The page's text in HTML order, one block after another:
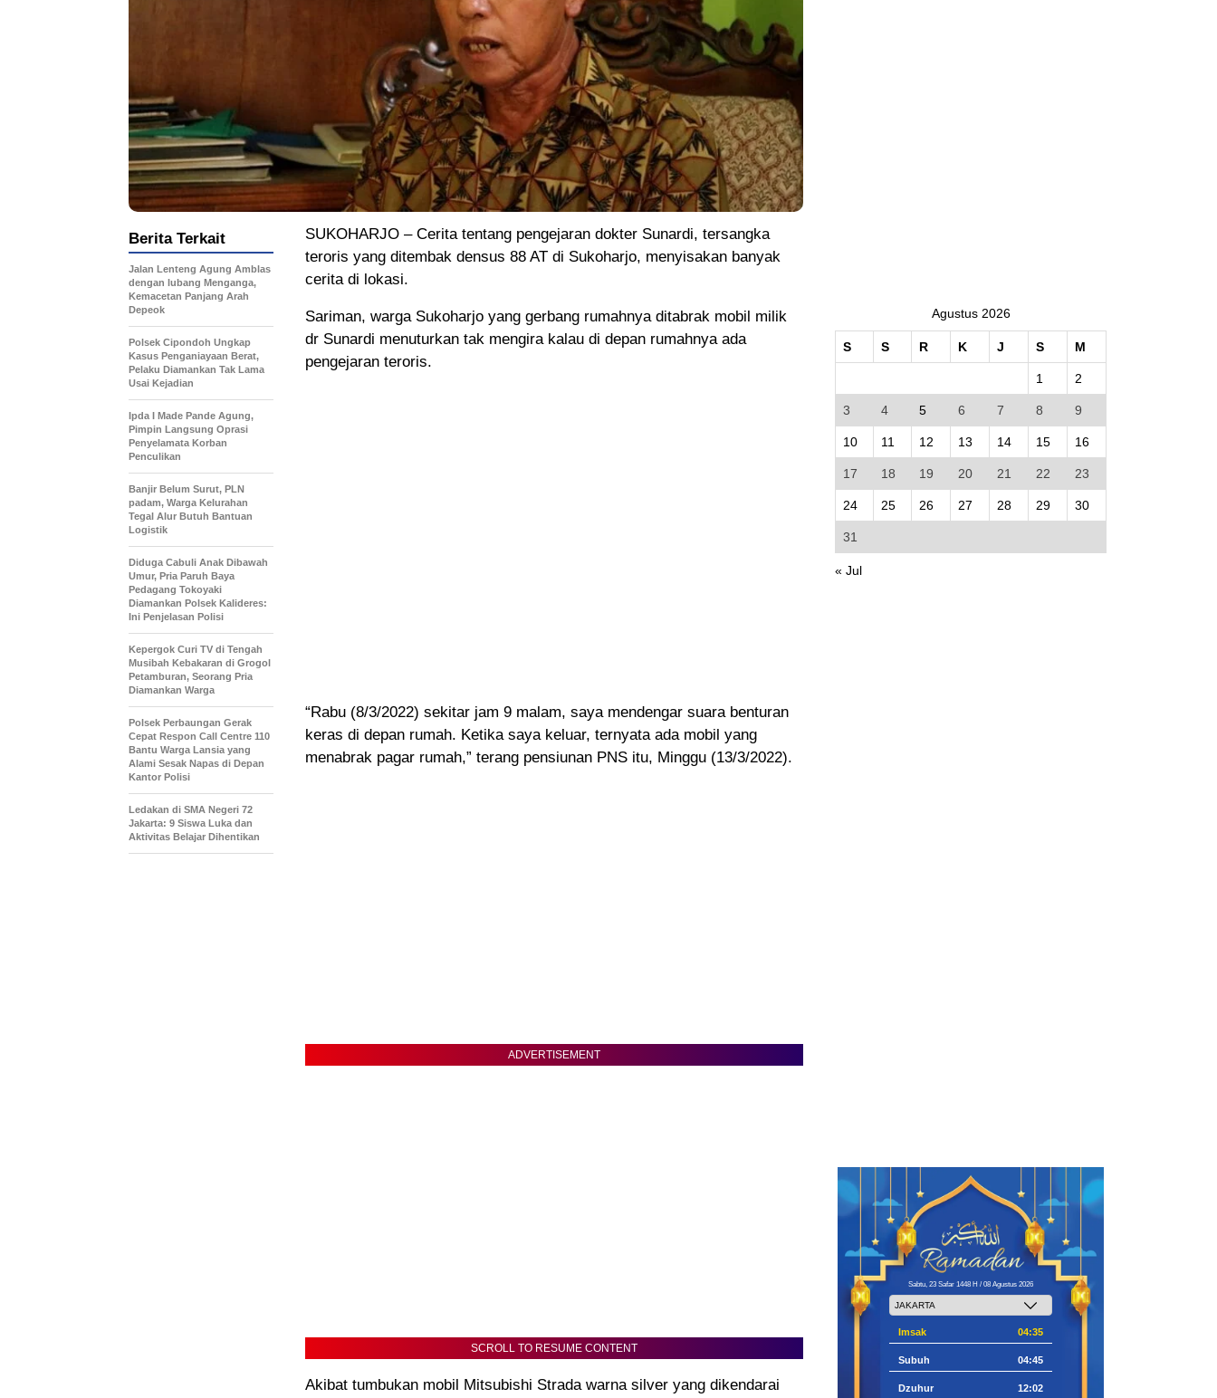
SUKOHARJO – Cerita tentang pengejaran dokter Sunardi, tersangka
teroris yang ditembak densus 88 AT di Sukoharjo, menyisakan banyak
cerita di lokasi.
Sariman, warga Sukoharjo yang gerbang rumahnya ditabrak mobil milik
dr Sunardi menuturkan tak mengira kalau di depan rumahnya ada
pengejaran teroris.
“Rabu (8/3/2022) sekitar jam 9 malam, saya mendengar suara benturan
keras di depan rumah. Ketika saya keluar, ternyata ada mobil yang
menabrak pagar rumah,” terang pensiunan PNS itu, Minggu (13/3/2022).
ADVERTISEMENT
SCROLL TO RESUME CONTENT
Akibat tumbukan mobil Mitsubishi Strada warna silver yang dikendarai
Berita Terkait
Jalan Lenteng Agung Amblas
dengan lubang Menganga,
Kemacetan Panjang Arah
Depeok
Polsek Cipondoh Ungkap
Kasus Penganiayaan Berat,
Pelaku Diamankan Tak Lama
Usai Kejadian
Ipda I Made Pande Agung,
Pimpin Langsung Oprasi
Penyelamata Korban
Penculikan
Banjir Belum Surut, PLN
padam, Warga Kelurahan
Tegal Alur Butuh Bantuan
Logistik
Diduga Cabuli Anak Dibawah
Umur, Pria Paruh Baya
Pedagang Tokoyaki
Diamankan Polsek Kalideres:
Ini Penjelasan Polisi
Kepergok Curi TV di Tengah
Musibah Kebakaran di Grogol
Petamburan, Seorang Pria
Diamankan Warga
Polsek Perbaungan Gerak
Cepat Respon Call Centre 110
Bantu Warga Lansia yang
Alami Sesak Napas di Depan
Kantor Polisi
Ledakan di SMA Negeri 72
Jakarta: 9 Siswa Luka dan
Aktivitas Belajar Dihentikan
Agustus 2026
S S R K J S M
1 2
3 4 5 6 7 8 9
10 11 12 13 14 15 16
17 18 19 20 21 22 23
24 25 26 27 28 29 30
31
« Jul
Sabtu, 23 Safar 1448 H / 08 Agustus 2026
Imsak 04:35
Subuh 04:45
Dzuhur 12:02